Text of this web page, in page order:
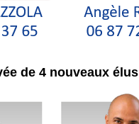
de 4 nouveaux élus